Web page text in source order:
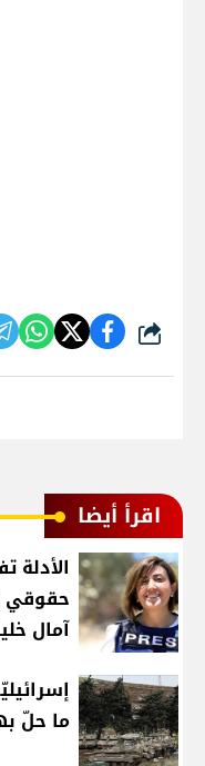
شارك
اقرأ أيضا
الأدلة
حقوقي
آمال
ما حلّ